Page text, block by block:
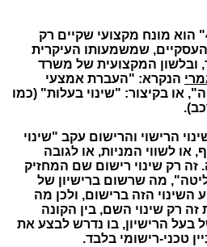
"מיזוג" בפרשת "תיק 4000" הוא מונח מקצועי שקיים רק
שמשמעותו העיקרית
ובלשון המקצועית של משרד
הנקרא: "העברת אמצעי
או בקיצור: "שינוי בעלות" (כמו
הרישוי והרישום עקב "שינוי
או לשווי המניות, או לגובה
זה רק שינוי רישום שם המחזיק
מה שרשום ברישיון של
הזה ברישום, ולכן מה
רק שינוי השם, בין הקונה
בעל הרישיון, בו נדרש לבצע את
טכני-רישומי בלבד.